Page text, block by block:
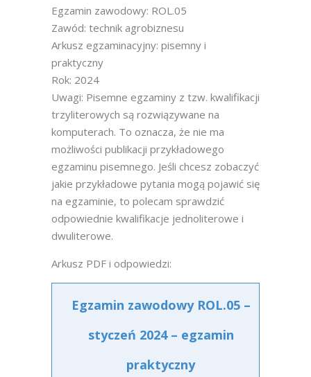
Egzamin zawodowy: ROL.05
Zawód: technik agrobiznesu
Arkusz egzaminacyjny: pisemny i
praktyczny
Rok: 2024
Uwagi: Pisemne egzaminy z tzw. kwalifikacji
trzyliterowych są rozwiązywane na
komputerach. To oznacza, że nie ma
możliwości publikacji przykładowego
egzaminu pisemnego. Jeśli chcesz zobaczyć
jakie przykładowe pytania mogą pojawić się
na egzaminie, to polecam sprawdzić
odpowiednie kwalifikacje jednoliterowe i
dwuliterowe.
Arkusz PDF i odpowiedzi:
Egzamin zawodowy ROL.05 –
styczeń 2024 – egzamin
praktyczny